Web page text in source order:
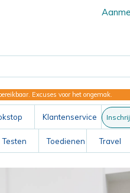
Excuses voor het ongemak.
Klantenservice
Testen Toedienen Travel